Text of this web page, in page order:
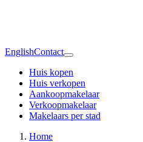
EnglishContact
Huis kopen
Huis verkopen
Aankoopmakelaar
Verkoopmakelaar
Makelaars per stad
Home